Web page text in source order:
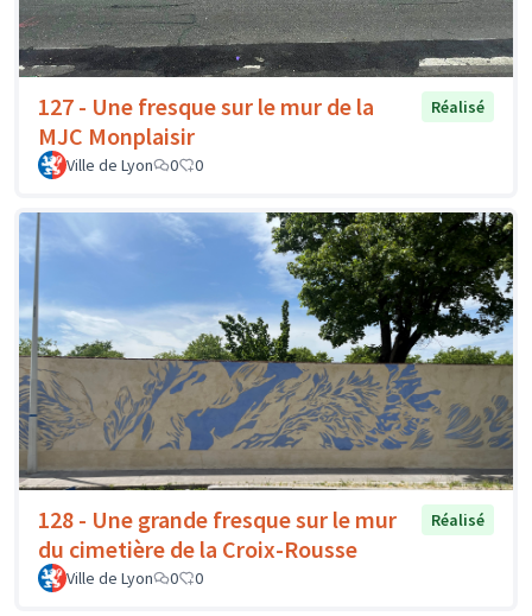
127 - Une fresque sur le mur de la
MJC Monplaisir
Réalisé
Ville de Lyon 0 0
128 - Une grande fresque sur le mur
du cimetière de la Croix-Rousse
Réalisé
Ville de Lyon 0 0